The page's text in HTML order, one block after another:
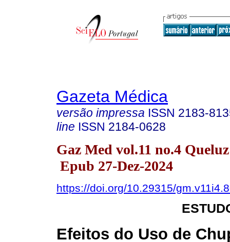
Gazeta Médica
versão impressa ISSN 2183-
line ISSN 2184-0628
Gaz Med vol.11 no.4
Epub 27-Dez-2024
https://doi.org/10.29315/
Efeitos do Uso de